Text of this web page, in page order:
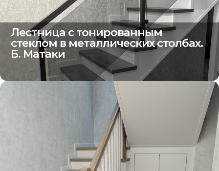
Лестница с тонированным
стеклом в металлических столбах.
Б. Матаки